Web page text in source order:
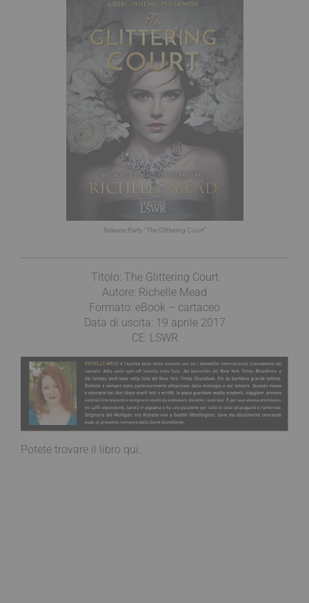
Release Party “The Glittering Court”
Titolo: The Glittering Court
Autore: Richelle Mead
Formato: eBook – cartaceo
Data di uscita: 19 aprile 2017
CE: LSWR
Potete trovare il libro qui: